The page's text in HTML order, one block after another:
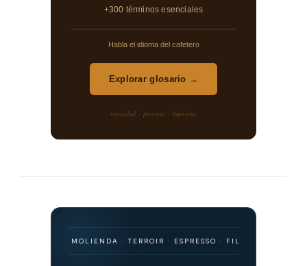
+300 términos esenciales
Habla el idioma del cafetero
Explorar glosario →
variedad · proceso · barismo
· MOLIENDA · TERROIR · ESPRESSO · FILTRADO ·